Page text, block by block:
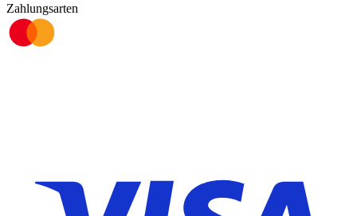
Zahlungsarten